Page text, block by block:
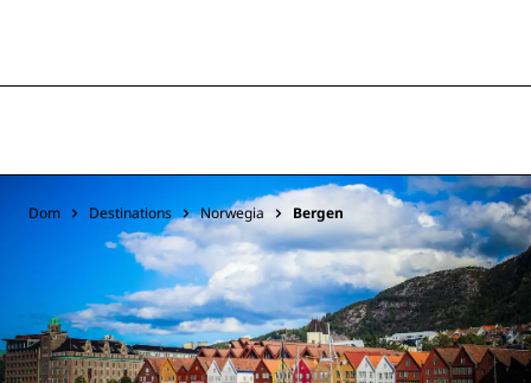
Dom Destinations Norwegia Bergen